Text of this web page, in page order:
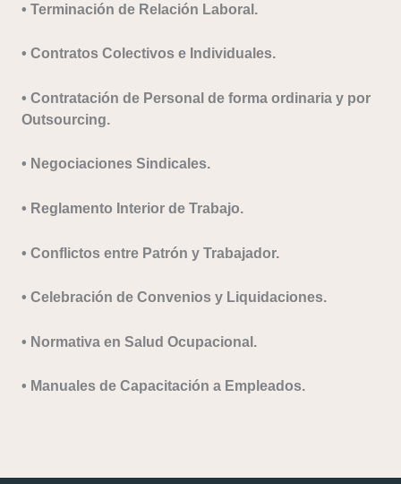
• Terminación de Relación Laboral.
​• Contratos Colectivos e Individuales.
​• Contratación de Personal de forma ordinaria y por
Outsourcing.
​• Negociaciones Sindicales.
​• Reglamento Interior de Trabajo.
​• Conflictos entre Patrón y Trabajador.
​• Celebración de Convenios y Liquidaciones.
​• Normativa en Salud Ocupacional.
​• Manuales de Capacitación a Empleados.